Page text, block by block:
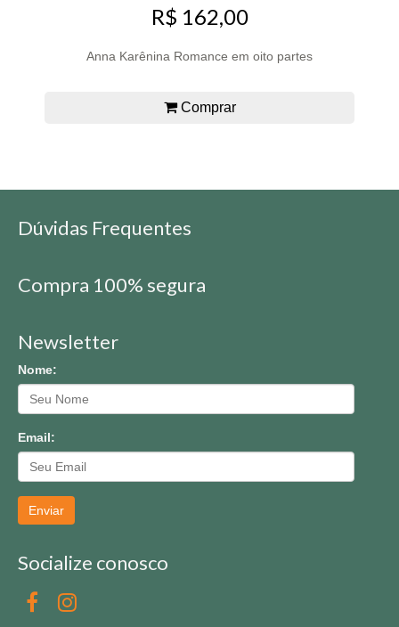
R$ 162,00
Anna Karênina Romance em oito partes
Comprar
Dúvidas Frequentes
Compra 100% segura
Newsletter
Nome:
Email:
Enviar
Socialize conosco